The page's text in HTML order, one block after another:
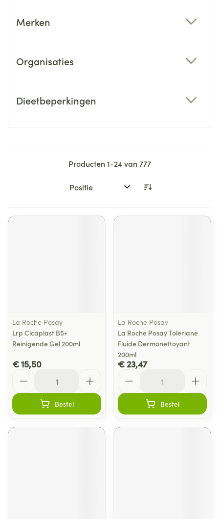
Merken
Organisaties
Dieetbeperkingen
Producten1-24van777
Sorteer op:
La Roche Posay
Lrp Cicaplast B5+
Reinigende Gel 200ml
€ 15,50
Bestel
La Roche Posay
La Roche Posay Toleriane
Fluide Dermonettoyant
200ml
€ 23,47
Bestel